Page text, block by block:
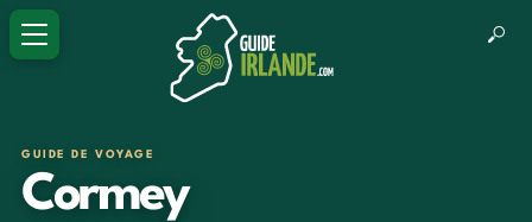
GUIDE DE VOYAGE
Cormey